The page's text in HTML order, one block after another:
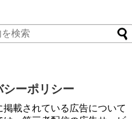
シーポリシー
掲載されている広告について